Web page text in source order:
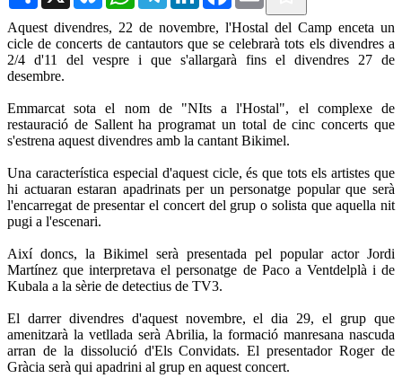
Aquest divendres, 22 de novembre, l'Hostal del Camp enceta un
cicle de concerts de cantautors que se celebrarà tots els divendres a
2/4 d'11 del vespre i que s'allargarà fins el divendres 27 de
desembre.
Emmarcat sota el nom de "NIts a l'Hostal", el complexe de
restauració de Sallent ha programat un total de cinc concerts que
s'estrena aquest divendres amb la cantant Bikimel.
Una característica especial d'aquest cicle, és que tots els artistes que
hi actuaran estaran apadrinats per un personatge popular que serà
l'encarregat de presentar el concert del grup o solista que aquella nit
pugi a l'escenari.
Així doncs, la Bikimel serà presentada pel popular actor Jordi
Martínez que interpretava el personatge de Paco a Ventdelplà i de
Kubala a la sèrie de detectius de TV3.
El darrer divendres d'aquest novembre, el dia 29, el grup que
amenitzarà la vetllada serà Abrilia, la formació manresana nascuda
arran de la dissolució d'Els Convidats. El presentador Roger de
Gràcia serà qui apadrini al grup en aquest concert.